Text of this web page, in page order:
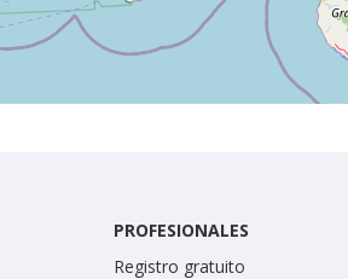
PROFESIONALES
Registro gratuito